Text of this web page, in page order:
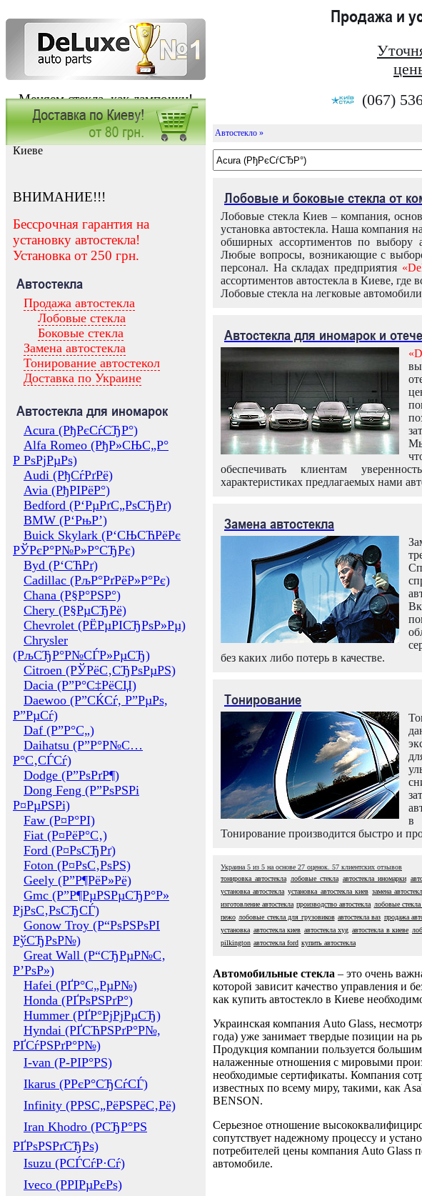
Меняем стекла, как лампочки!
Продажа и
(067)
Заказать установку автостекла в
Киеве
ВНИМАНИЕ!!!
Бессрочная гарантия на
установку автостекла!
Установка от 250 грн.
Автостекла
Продажа автостекла
Лобовые стекла
Боковые стекла
Замена автостекла
Тонирование автостекол
Доставка по Украине
Автостекла для иномарок
Acura (РђРєСѓСЂР°)
Alfa Romeo (РђР»СЊС„Р°
Р РѕРјРµРѕ)
Audi (РђСѓРґРё)
Avia (РђРІРёР°)
Bedford (Р‘РµРґС„РѕСЂРґ)
BMW (Р‘РњР’)
Buick Skylark (Р‘СЊСЋРёРє
РЎРєР°Р№Р»Р°СЂРє)
Byd (Р‘СЋРґ)
Cadillac (РљР°РґРёР»Р°Рє)
Chana (Р§Р°РЅР°)
Chery (Р§РµСЂРё)
Chevrolet (РЁРµРІСЂРѕР»Рµ)
Chrysler
(РљСЂР°Р№СЃР»РµСЂ)
Citroen (РЎРёС‚СЂРѕРµРЅ)
Dacia (Р”Р°С‡РёСЏ)
Daewoo (Р”СЌСѓ, Р”РµРѕ,
Р”РµСѓ)
Daf (Р”Р°С„)
Daihatsu (Р”Р°Р№С…
Р°С‚СЃСѓ)
Dodge (Р”РѕРґР¶)
Dong Feng (Р”РѕРЅРі
Р¤РµРЅРі)
Faw (Р¤Р°РІ)
Fiat (Р¤РёР°С‚)
Ford (Р¤РѕСЂРґ)
Foton (Р¤РѕС‚РѕРЅ)
Geely (Р”Р¶РёР»Рё)
Gmc (Р”Р¶РµРЅРµСЂР°Р»
РјРѕС‚РѕСЂСЃ)
Gonow Troy (Р“РѕРЅРѕРІ
РўСЂРѕР№)
Great Wall (Р“СЂРµР№С‚
Р’РѕР»)
Hafei (РҐР°С„РµР№)
Honda (РҐРѕРЅРґР°)
Hummer (РҐР°РјРјРµСЂ)
Hyndai (РҐСЋРЅРґР°Р№,
РҐСѓРЅРґР°Р№)
I-van (Р-РІР°РЅ)
Ikarus (РРєР°СЂСѓСЃ)
Infinity (РРЅС„РёРЅРёС‚Рё)
Iran Khodro (РСЂР°РЅ
РҐРѕРЅРґСЂРѕ)
Isuzu (РСЃСѓР·Сѓ)
Iveco (РРІРµРєРѕ)
Автостекло »
Лобовые и боковые стекла от
Лобовые стекла Киев – компания,
установка автостекла. Наша компания
обширных ассортиментов по выбору
Любые вопросы, возникающие с
персонал. На складах предприятия
ассортиментов автостекла в Киеве, где
Лобовые стекла на легковые
Автостекла для иномарок и
обеспечивать клиентам
характеристиках предлагаемых нами
Замена автостекла
без каких либо потерь в качестве.
Тонирование
в
Тонирование производится быстро и
Украина 5 из 5 на основе 27 оценок. 57 клиентских отзывов
тонировка автостекла
лобовые стекла автостекла иномарки
установка автостекла установка автостекла киев замена
изготовление автостекла производство автостекла лобовые
пежо лобовые стекла для грузовиков автостекла ваз продажа
установка автостекла киев автостекла xyg автостекла в киеве
pilkington автостекла ford купить автостекла
Автомобильные стекла – это очень
которой зависит качество управления и
как купить автостекло в Киеве
Украинская компания Auto Glass,
года) уже занимает твердые позиции на
Продукция компании пользуется
налаженные отношения с мировыми
необходимые сертификаты. Компания
известных по всему миру, такими, как
BENSON.
Серьезное отношение
сопутствует надежному процессу и
потребителей цены компания Auto Glass
автомобиле.